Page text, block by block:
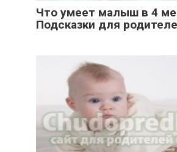
Что умеет малыш в 4
Подсказки для